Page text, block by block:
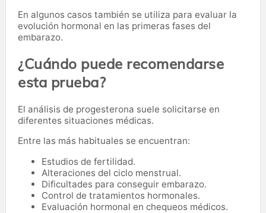
En algunos casos también se utiliza para evaluar la
evolución hormonal en las primeras fases del
embarazo.
¿Cuándo puede recomendarse
esta prueba?
El análisis de progesterona suele solicitarse en
diferentes situaciones médicas.
Entre las más habituales se encuentran:
Estudios de fertilidad.
Alteraciones del ciclo menstrual.
Dificultades para conseguir embarazo.
Control de tratamientos hormonales.
Evaluación hormonal en chequeos médicos.